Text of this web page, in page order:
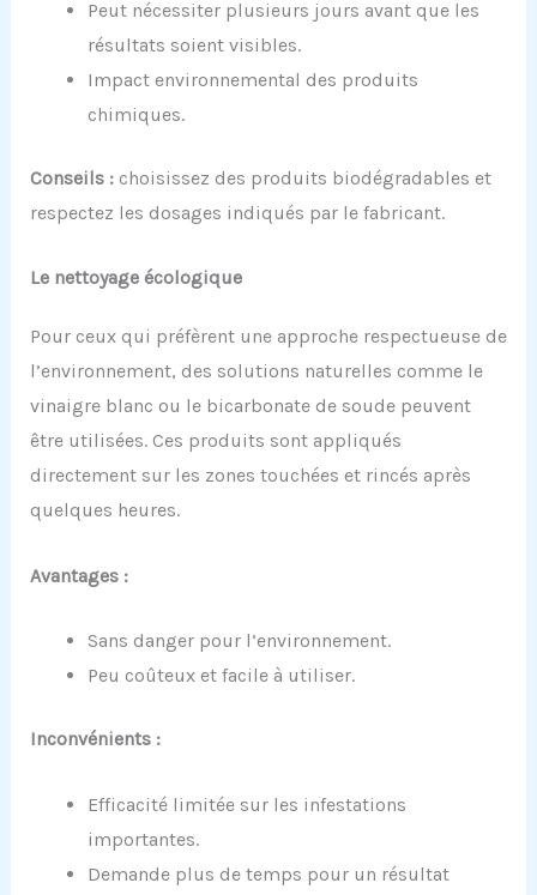
Peut nécessiter plusieurs jours avant que les
résultats soient visibles.
Impact environnemental des produits
chimiques.
Conseils :choisissez des produits biodégradables et
respectez les dosages indiqués par le fabricant.
Le nettoyage écologique
Pour ceux qui préfèrent une approche respectueuse de
l’environnement, des solutions naturelles comme le
vinaigre blanc ou le bicarbonate de soude peuvent
être utilisées. Ces produits sont appliqués
directement sur les zones touchées et rincés après
quelques heures.
Avantages :
Sans danger pour l’environnement.
Peu coûteux et facile à utiliser.
Inconvénients :
Efficacité limitée sur les infestations
importantes.
Demande plus de temps pour un résultat